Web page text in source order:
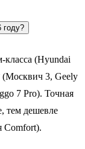
году?
класса (Hyundai
(Москвич 3, Geely
7 Pro). Точная
тем дешевле
Comfort).